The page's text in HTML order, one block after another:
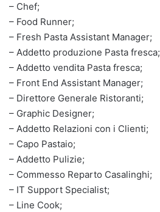
– Chef;
– Food Runner;
– Fresh Pasta Assistant Manager;
– Addetto produzione Pasta fresca;
– Addetto vendita Pasta fresca;
– Front End Assistant Manager;
– Direttore Generale Ristoranti;
– Graphic Designer;
– Addetto Relazioni con i Clienti;
– Capo Pastaio;
– Addetto Pulizie;
– Commesso Reparto Casalinghi;
– IT Support Specialist;
– Line Cook;